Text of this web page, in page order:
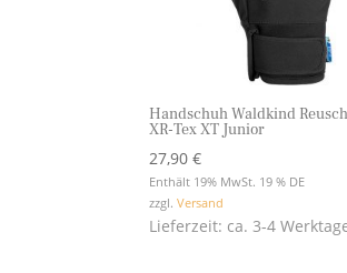
Handschuh Waldkind
XR-Tex XT Junior
27,90€
Enthält 19% MwSt. 19 % DE
zzgl.Versand
Lieferzeit: ca. 3-4